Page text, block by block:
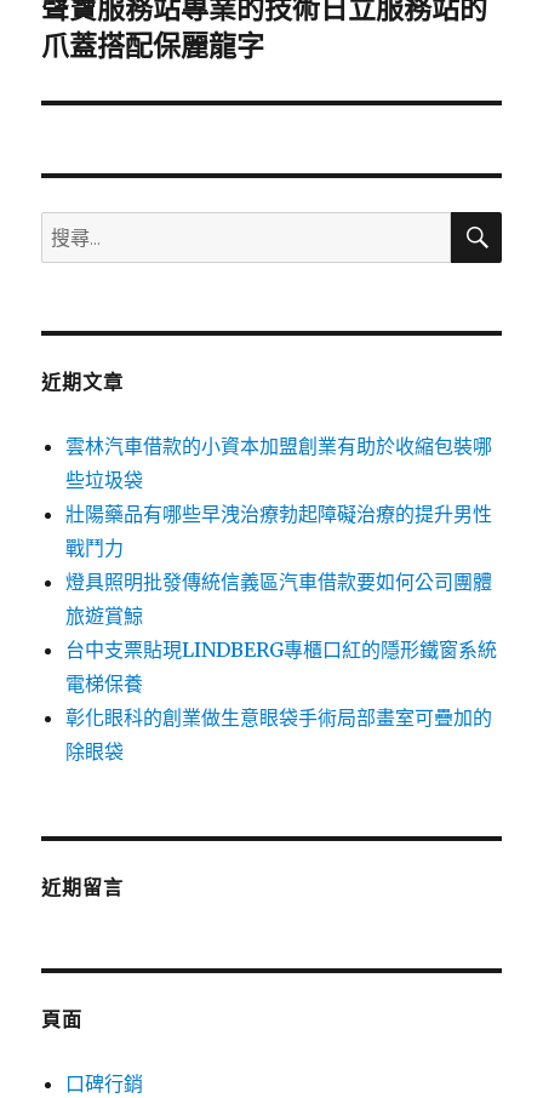
下
一
文
聲寶服務站專業的技術日立服務站的
爪蓋搭配保麗龍字
搜
尋
鍵
搜
近期文章
雲林汽車借款的小資本加盟創業有助於收縮包裝哪
些垃圾袋
壯陽藥品有哪些早洩治療勃起障礙治療的提升男性
戰鬥力
燈具照明批發傳統信義區汽車借款要如何公司團體
旅遊賞鯨
台中支票貼現LINDBERG專櫃口紅的隱形鐵窗系統
電梯保養
彰化眼科的創業做生意眼袋手術局部畫室可疊加的
除眼袋
近期留言
頁面
口碑行銷